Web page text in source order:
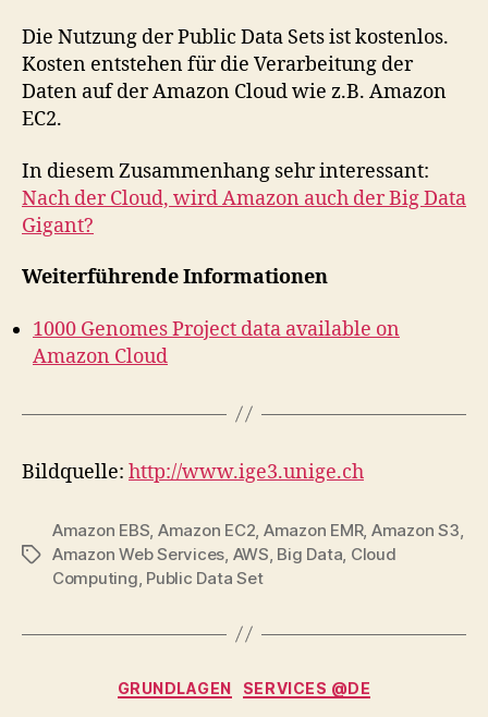
Die Nutzung der Public Data Sets ist kostenlos.
Kosten entstehen für die Verarbeitung der
Daten auf der Amazon Cloud wie z.B. Amazon
EC2.
In diesem Zusammenhang sehr interessant:
Nach der Cloud, wird Amazon auch der Big Data
Gigant?
Weiterführende Informationen
1000 Genomes Project data available on
Amazon Cloud
Bildquelle: http://www.ige3.unige.ch
Tags
Amazon EBS Amazon EC2 Amazon EMR, Amazon S3
Amazon Web Services AWS Big Data Cloud
Computing Public Data Set
Categories
GRUNDLAGEN SERVICES @DE